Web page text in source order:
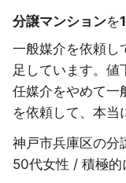
分譲マンションを
一般媒介を依頼し
足しています。値
任媒介をやめて一
を依頼して、本当
神戸市兵庫区の分
50代女性 / 積極的